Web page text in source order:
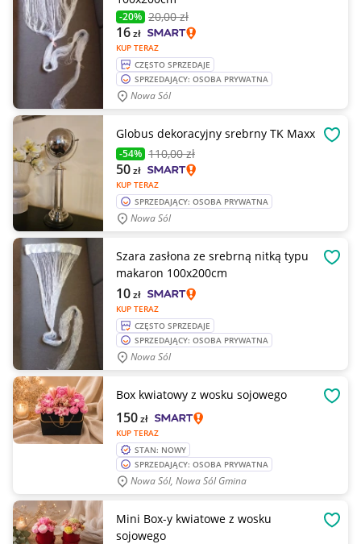
-20% 20,00 zł
KUP TERAZ
16zł
CZĘSTO SPRZEDAJE
SPRZEDAJĄCY: OSOBA PRYWATNA
Nowa Sól
Globus dekoracyjny srebrny TK Maxx
-54% 110,00 zł
KUP TERAZ
50zł
SPRZEDAJĄCY: OSOBA PRYWATNA
Nowa Sól
Szara zasłona ze srebrną nitką typu
makaron 100x200cm
KUP TERAZ
10zł
CZĘSTO SPRZEDAJE
SPRZEDAJĄCY: OSOBA PRYWATNA
Nowa Sól
Box kwiatowy z wosku sojowego
KUP TERAZ
150zł
STAN: NOWY
SPRZEDAJĄCY: OSOBA PRYWATNA
Nowa Sól, Nowa Sól Gmina
Mini Box-y kwiatowe z wosku
sojowego